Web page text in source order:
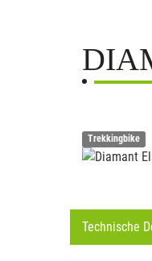
Trekkingbike
Technische